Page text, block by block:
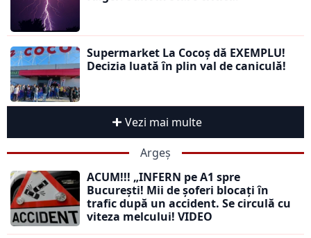
Supermarket La Cocoș dă EXEMPLU!
Decizia luată în plin val de caniculă!
Vezi mai multe
Argeș
ACUM!!! „INFERN pe A1 spre
București! Mii de șoferi blocați în
trafic după un accident. Se circulă cu
viteza melcului! VIDEO